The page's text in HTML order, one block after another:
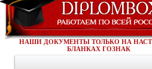
НАШИ ДОКУМЕНТЫ ТОЛЬКО НА
БЛАНКАХ ГОЗНАК